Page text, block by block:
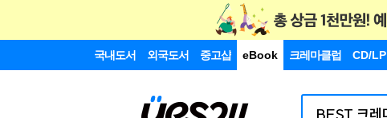
국내도서 외국도서 중고샵 eBook 크레마클럽 CD/LP